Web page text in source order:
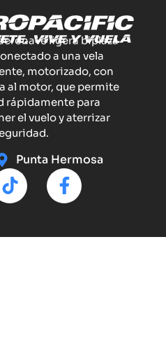
ligera biplaza
a una vela
motorizado, con
al motor, que permite
rápidamente para
el vuelo y aterrizar
Punta Hermosa